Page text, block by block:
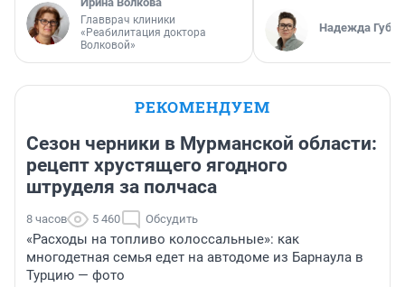
Главврач клиники
«Реабилитация доктора
Волковой»
Надежда
РЕКОМЕНДУЕМ
Сезон черники в Мурманской области:
рецепт хрустящего ягодного
штруделя за полчаса
8 часов 5 460 Обсудить
«Расходы на топливо колоссальные»: как
многодетная семья едет на автодоме из Барнаула в
Турцию — фото